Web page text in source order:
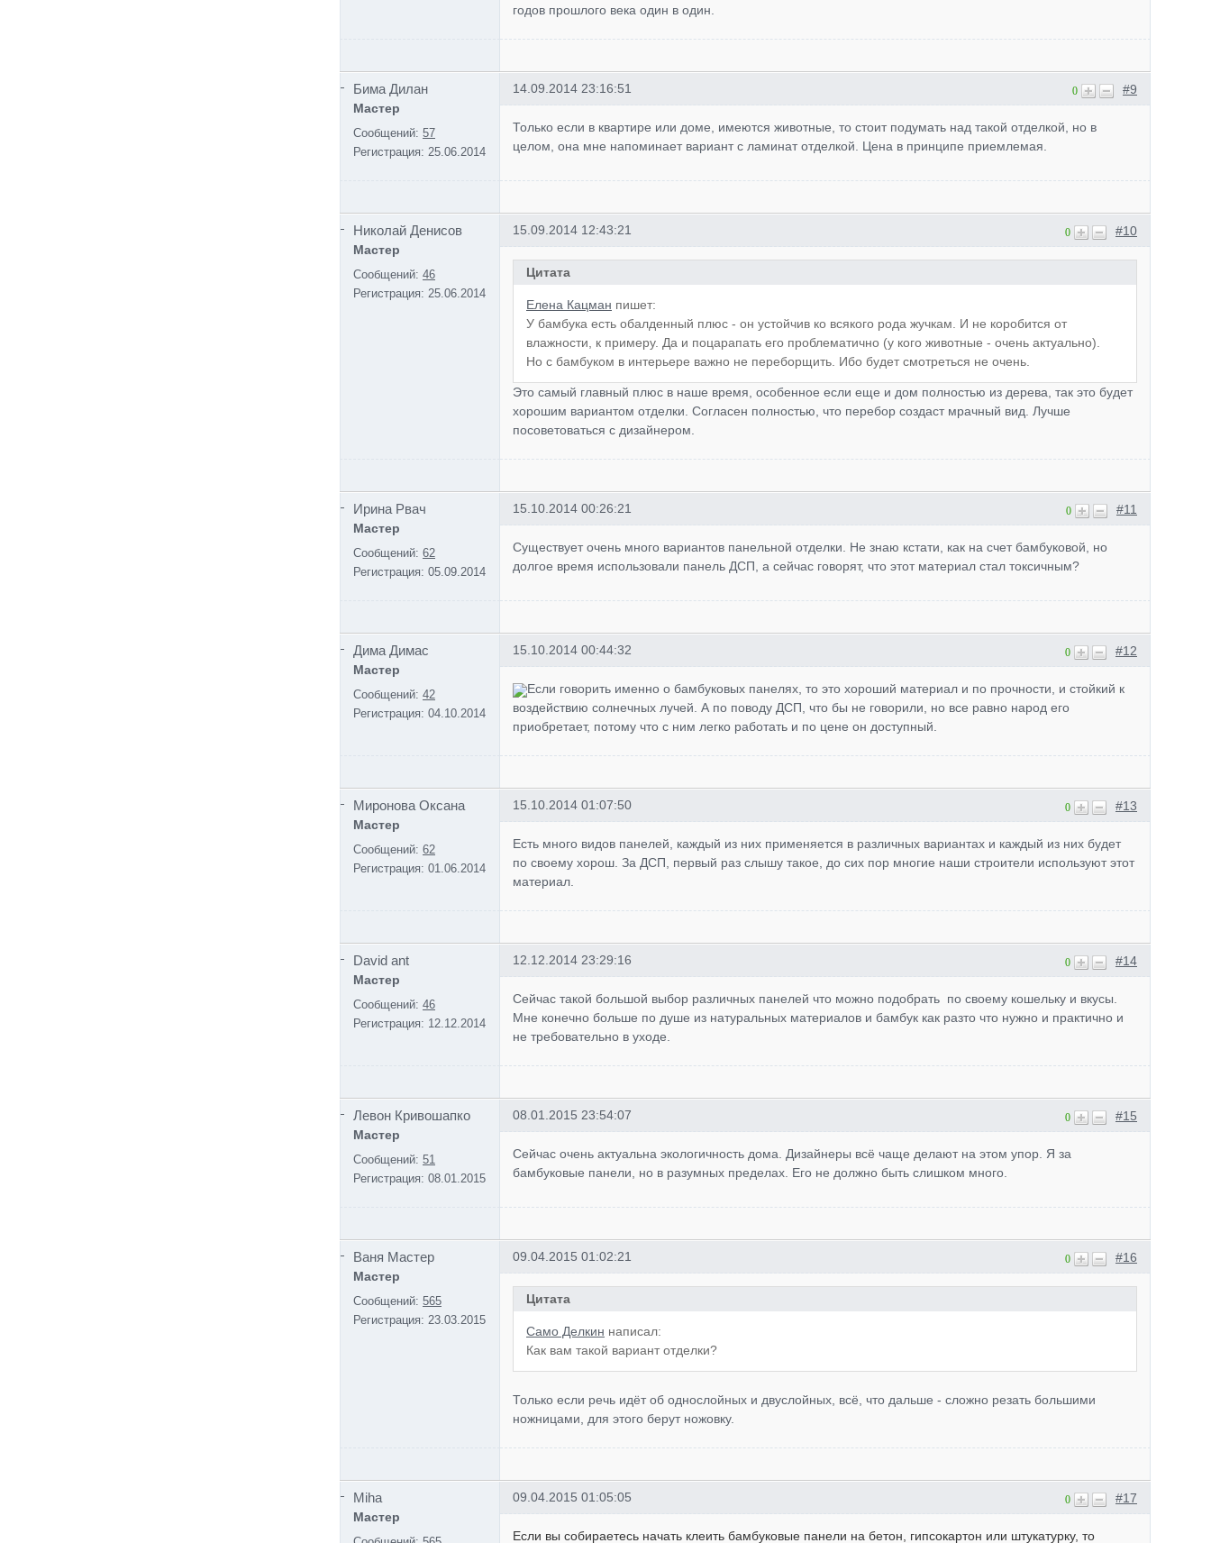
годов прошлого века один в один.
Бима Дилан
Мастер
Сообщений: 57
Регистрация: 25.06.2014
#9
0
14.09.2014 23:16:51
Только если в квартире или доме, имеются животные, то стоит подумать над такой отделкой, но в
целом, она мне напоминает вариант с ламинат отделкой. Цена в принципе приемлемая.
Николай Денисов
Мастер
Сообщений: 46
Регистрация: 25.06.2014
#10
0
15.09.2014 12:43:21
Цитата
Елена Кацман пишет:
У бамбука есть обалденный плюс - он устойчив ко всякого рода жучкам. И не коробится от
влажности, к примеру. Да и поцарапать его проблематично (у кого животные - очень актуально).
Но с бамбуком в интерьере важно не переборщить. Ибо будет смотреться не очень.
Это самый главный плюс в наше время, особенное если еще и дом полностью из дерева, так это будет
хорошим вариантом отделки. Согласен полностью, что перебор создаст мрачный вид. Лучше
посоветоваться с дизайнером.
Ирина Рвач
Мастер
Сообщений: 62
Регистрация: 05.09.2014
#11
0
15.10.2014 00:26:21
Существует очень много вариантов панельной отделки. Не знаю кстати, как на счет бамбуковой, но
долгое время использовали панель ДСП, а сейчас говорят, что этот материал стал токсичным?
Дима Димас
Мастер
Сообщений: 42
Регистрация: 04.10.2014
#12
0
15.10.2014 00:44:32
Если говорить именно о бамбуковых панелях, то это хороший материал и по прочности, и стойкий к
воздействию солнечных лучей. А по поводу ДСП, что бы не говорили, но все равно народ его
приобретает, потому что с ним легко работать и по цене он доступный.
Миронова Оксана
Мастер
Сообщений: 62
Регистрация: 01.06.2014
#13
0
15.10.2014 01:07:50
Есть много видов панелей, каждый из них применяется в различных вариантах и каждый из них будет
по своему хорош. За ДСП, первый раз слышу такое, до сих пор многие наши строители используют этот
материал.
David ant
Мастер
Сообщений: 46
Регистрация: 12.12.2014
#14
0
12.12.2014 23:29:16
Сейчас такой большой выбор различных панелей что можно подобрать по своему кошельку и вкусы.
Мне конечно больше по душе из натуральных материалов и бамбук как разто что нужно и практично и
не требовательно в уходе.
Левон Кривошапко
Мастер
Сообщений: 51
Регистрация: 08.01.2015
#15
0
08.01.2015 23:54:07
Сейчас очень актуальна экологичность дома. Дизайнеры всё чаще делают на этом упор. Я за
бамбуковые панели, но в разумных пределах. Его не должно быть слишком много.
Ваня Мастер
Мастер
Сообщений: 565
Регистрация: 23.03.2015
#16
0
09.04.2015 01:02:21
Цитата
Само Делкин написал:
Как вам такой вариант отделки?
Только если речь идёт об однослойных и двуслойных, всё, что дальше - сложно резать большими
ножницами, для этого берут ножовку.
Miha
Мастер
#17
0
09.04.2015 01:05:05
Если вы собираетесь начать клеить бамбуковые панели на бетон, гипсокартон или штукатурку, то